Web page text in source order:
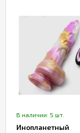
Контакты
В наличии: 5 шт.
Инопланетный